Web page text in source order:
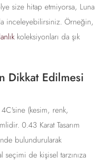
size hitap etmiyorsa, Luna
inceleyebilirsiniz. Örneğin,
koleksiyonları da şık
Dikkat Edilmesi
4C'sine (kesim, renk,
0.43 Karat Tasarım
bulundurularak
seçimi de kişisel tarzınıza